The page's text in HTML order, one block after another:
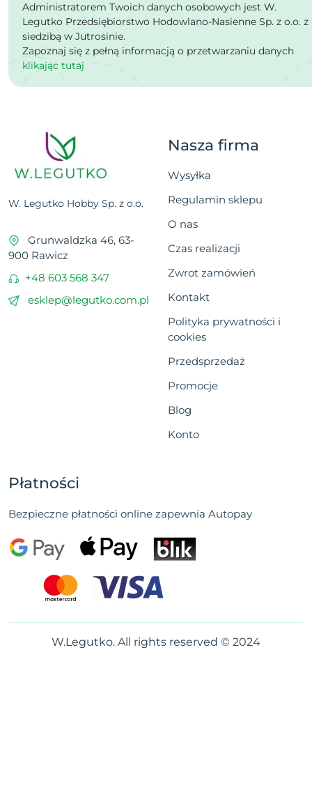
Administratorem Twoich danych osobowych jest W.
Legutko Przedsiębiorstwo Hodowlano-Nasienne Sp. z o.o. z
siedzibą w Jutrosinie.
Zapoznaj się z pełną informacją o przetwarzaniu danych
klikając tutaj
W. Legutko Hobby Sp. z o.o.
Grunwaldzka 46, 63-
900 Rawicz
+48 603 568 347
esklep@legutko.com.pl
Nasza firma
Wysyłka
Regulamin sklepu
O nas
Czas realizacji
Zwrot zamówień
Kontakt
Polityka prywatności i
cookies
Przedsprzedaż
Promocje
Blog
Konto
Płatności
Bezpieczne płatności online zapewnia Autopay
W.Legutko. All rights reserved © 2024